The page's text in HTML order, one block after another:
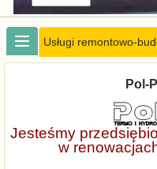
Usługi remontowo-
Pol-
Jesteśmy
w